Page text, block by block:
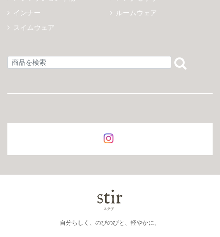
インナー
ルームウェア
スイムウェア
自分らしく、のびのびと、軽やかに。